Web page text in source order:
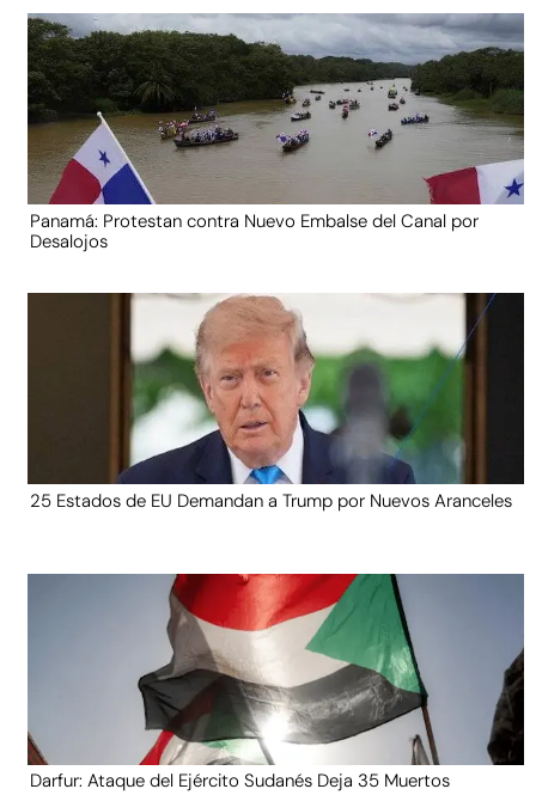
Panamá: Protestan contra Nuevo Embalse del Canal por
Desalojos
25 Estados de EU Demandan a Trump por Nuevos Aranceles
Darfur: Ataque del Ejército Sudanés Deja 35 Muertos